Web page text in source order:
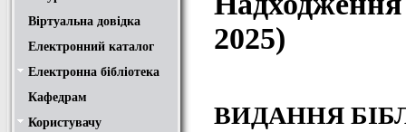
Віртуальна довідка
Електронний каталог
Електронна бібліотека
Положення
Доступ
Авторам
Пошук у ЕК. Інструкція
Кафедрам
Користувачу
Правила користування
Про обхідний лист
Медіатека "NMCBOOK"
Підручники онлайн
Путівник бібліотеками
Переходь на українську
Вивчаємо іноземну мову
Опис документів
Конференції НТУ
2025)
ВИДАННЯ